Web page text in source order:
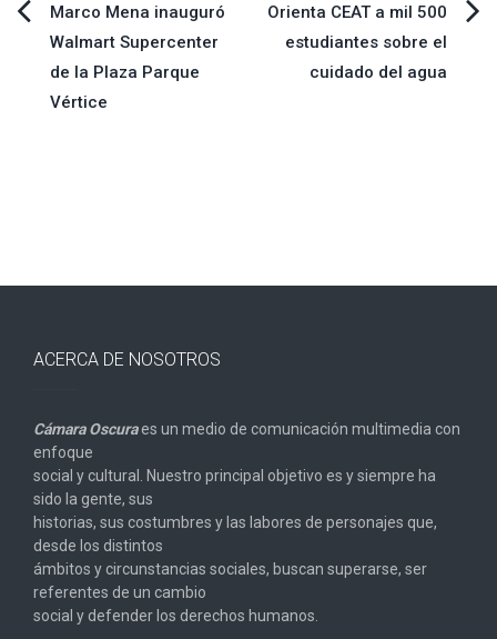
Navegación
de
Marco Mena inauguró
Walmart Supercenter
de la Plaza Parque
Vértice
Orienta CEAT a mil 500
estudiantes sobre el
cuidado del agua
ACERCA DE NOSOTROS
Cámara Oscuraes un medio de comunicación multimedia con
enfoque
social y cultural. Nuestro principal objetivo es y siempre ha
sido la gente, sus
historias, sus costumbres y las labores de personajes que,
desde los distintos
ámbitos y circunstancias sociales, buscan superarse, ser
referentes de un cambio
social y defender los derechos humanos.